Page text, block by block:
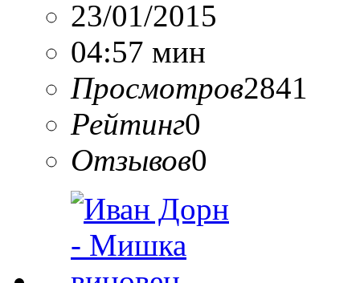
23/01/2015
04:57 мин
Просмотров2841
Рейтинг0
Отзывов0